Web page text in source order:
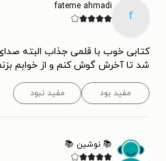
f
fateme ahmadi
کتابی خوب با قلمی جذاب البته
شد تا آخرش گوش کنم و از خوابم
مفید بود مفید نبود
📚 نوشین 📚